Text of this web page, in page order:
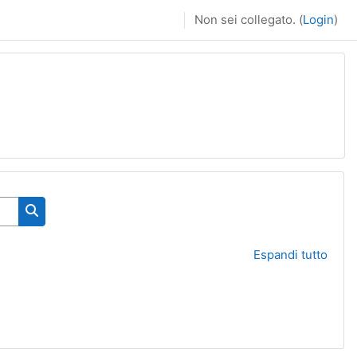
Non sei collegato. (Login)
Cerca corsi
Espandi tutto